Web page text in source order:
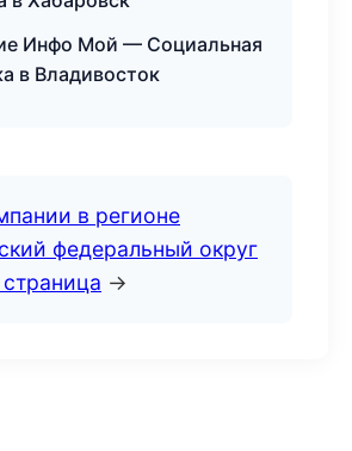
Инфо Мой — Социальная
в Владивосток
в регионе
федеральный округ
→